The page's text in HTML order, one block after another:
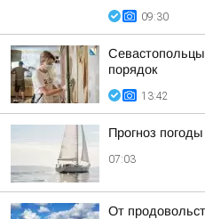
09:30
порядок
13:42
Прогноз
07:03
От